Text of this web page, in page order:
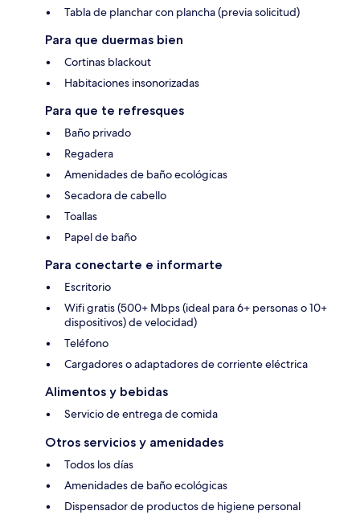
Tabla de planchar con plancha (previa solicitud)
Para que duermas bien
Cortinas blackout
Habitaciones insonorizadas
Para que te refresques
Baño privado
Regadera
Amenidades de baño ecológicas
Secadora de cabello
Toallas
Papel de baño
Para conectarte e informarte
Escritorio
Wifi gratis (500+ Mbps (ideal para 6+ personas o 10+
dispositivos) de velocidad)
Teléfono
Cargadores o adaptadores de corriente eléctrica
Alimentos y bebidas
Servicio de entrega de comida
Otros servicios y amenidades
Todos los días
Amenidades de baño ecológicas
Dispensador de productos de higiene personal